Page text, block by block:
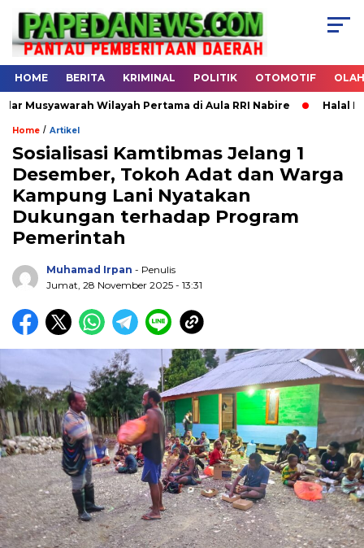
HOME BERITA KRIMINAL POLITIK OTOMOTIF
Wilayah Pertama di Aula RRI Nabire Halal Bihalal
Home / Artikel
Sosialisasi Kamtibmas Jelang 1
Desember, Tokoh Adat dan Warga
Kampung Lani Nyatakan
Dukungan terhadap Program
Pemerintah
Muhamad Irpan - Penulis
Jumat, 28 November 2025 - 13:31
.